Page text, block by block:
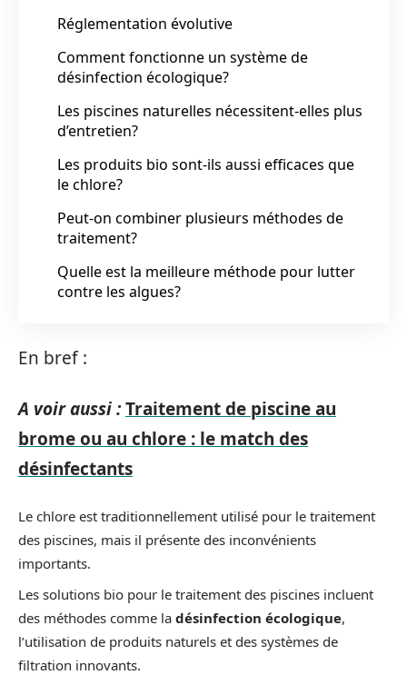
Réglementation évolutive
Comment fonctionne un système de
désinfection écologique?
Les piscines naturelles nécessitent-elles plus
d’entretien?
Les produits bio sont-ils aussi efficaces que
le chlore?
Peut-on combiner plusieurs méthodes de
traitement?
Quelle est la meilleure méthode pour lutter
contre les algues?
En bref :
A voir aussi :Traitement de piscine au
brome ou au chlore : le match des
désinfectants
Le chlore est traditionnellement utilisé pour le traitement
des piscines, mais il présente des inconvénients
importants.
Les solutions bio pour le traitement des piscines incluent
des méthodes comme la désinfection écologique,
l’utilisation de produits naturels et des systèmes de
filtration innovants.